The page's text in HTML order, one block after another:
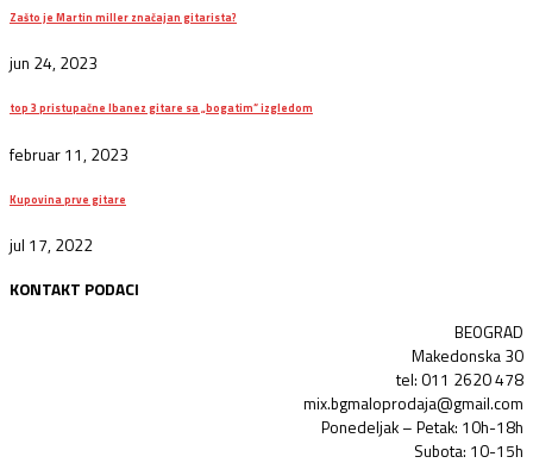
Zašto je Martin miller značajan gitarista?
jun 24, 2023
top 3 pristupačne Ibanez gitare sa „bogatim“ izgledom
februar 11, 2023
Kupovina prve gitare
jul 17, 2022
KONTAKT PODACI
BEOGRAD
Makedonska 30
tel: 011 2620 478
mix.bgmaloprodaja@gmail.com
Ponedeljak – Petak: 10h-18h
Subota: 10-15h